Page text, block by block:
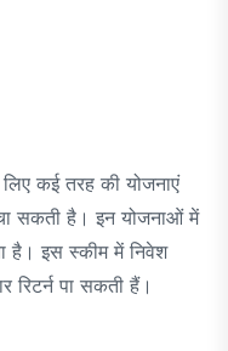
कई तरह की योजनाएं
सकती है। इन योजनाओं में
है। इस स्कीम में निवेश
पा सकती हैं।